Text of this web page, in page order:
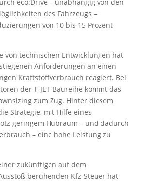
eco:Drive – unabhängig von den
des Fahrzeugs –
von 10 bis 15 Prozent
von technischen Entwicklungen hat
Anforderungen an einen
Kraftstoffverbrauch reagiert. Bei
der T-JET-Baureihe kommt das
zum Zug. Hinter diesem
Strategie, mit Hilfe eines
geringem Hubraum – und dadurch
– eine hohe Leistung zu
zukünftigen auf dem
beruhenden Kfz-Steuer hat